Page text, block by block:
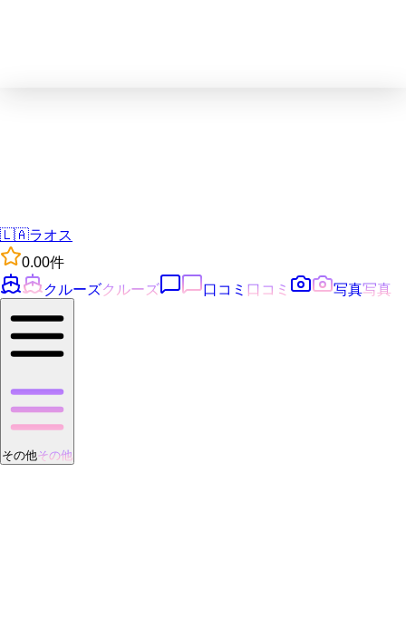
🇱🇦ラオス
0.00件
クルーズクルーズ 口コミ 口コミ 写真写真
その他その他